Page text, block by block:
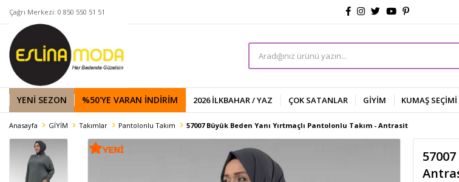
Çağrı Merkezi: 0 850 550 51 51
YENİ SEZON %50'YE VARAN İNDIRIM 2026 İLKBAHAR / YAZ ÇOK SATANLAR GİYİM KUMAŞ SEÇİMİ
Anasayfa GİYİM Takımlar Pantolonlu Takım 57007 Büyük Beden Yanı Yırtmaçlı Pantolonlu Takım - Antrasit